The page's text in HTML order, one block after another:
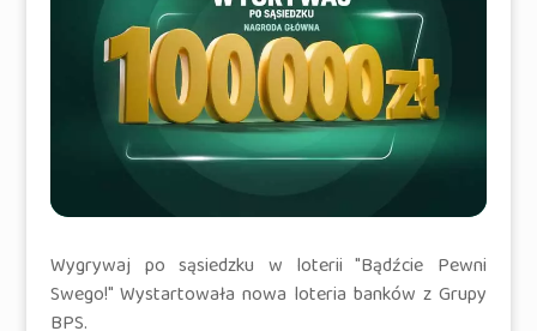
Wygrywaj po sąsiedzku w loterii "Bądźcie Pewni
Swego!" Wystartowała nowa loteria banków z Grupy